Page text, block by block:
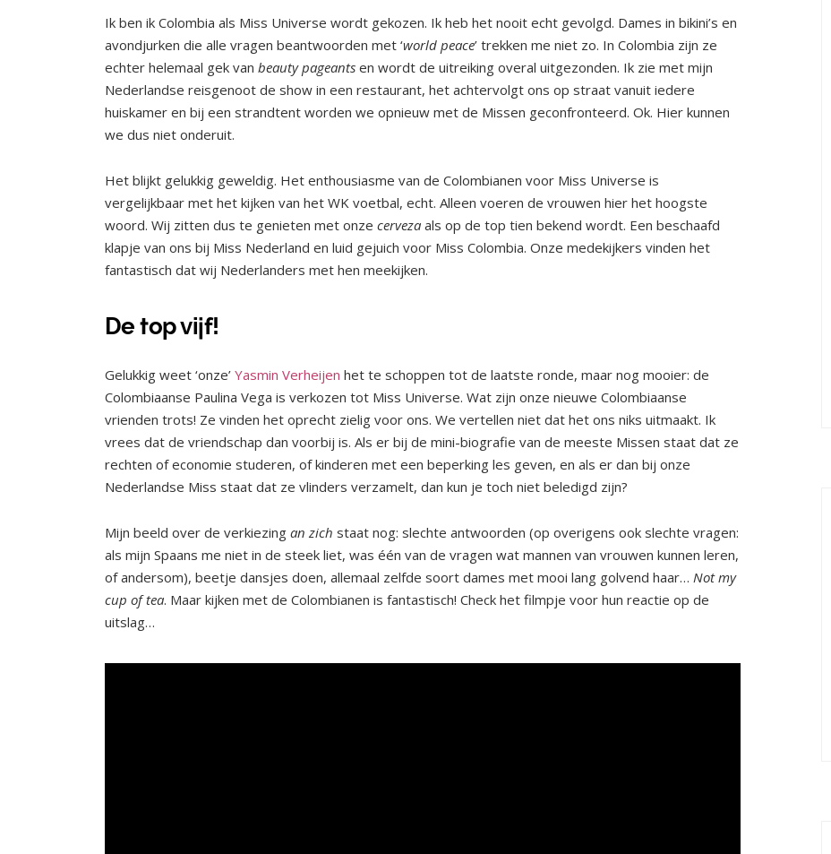
Ik ben ik Colombia als Miss Universe wordt gekozen. Ik heb het nooit echt gevolgd. Dames in bikini’s en
avondjurken die alle vragen beantwoorden met ‘world peace’ trekken me niet zo. In Colombia zijn ze
echter helemaal gek van beauty pageantsen wordt de uitreiking overal uitgezonden. Ik zie met mijn
Nederlandse reisgenoot de show in een restaurant, het achtervolgt ons op straat vanuit iedere
huiskamer en bij een strandtent worden we opnieuw met de Missen geconfronteerd. Ok. Hier kunnen
we dus niet onderuit.
Het blijkt gelukkig geweldig. Het enthousiasme van de Colombianen voor Miss Universe is
vergelijkbaar met het kijken van het WK voetbal, echt. Alleen voeren de vrouwen hier het hoogste
woord. Wij zitten dus te genieten met onze cerveza als op de top tien bekend wordt. Een beschaafd
klapje van ons bij Miss Nederland en luid gejuich voor Miss Colombia. Onze medekijkers vinden het
fantastisch dat wij Nederlanders met hen meekijken.
De top vijf!
Gelukkig weet ‘onze’ Yasmin Verheijen het te schoppen tot de laatste ronde, maar nog mooier: de
Colombiaanse Paulina Vega is verkozen tot Miss Universe. Wat zijn onze nieuwe Colombiaanse
vrienden trots! Ze vinden het oprecht zielig voor ons. We vertellen niet dat het ons niks uitmaakt. Ik
vrees dat de vriendschap dan voorbij is. Als er bij de mini-biografie van de meeste Missen staat dat ze
rechten of economie studeren, of kinderen met een beperking les geven, en als er dan bij onze
Nederlandse Miss staat dat ze vlinders verzamelt, dan kun je toch niet beledigd zijn?
Mijn beeld over de verkiezinganzich staat nog: slechte antwoorden (op overigens ook slechte vragen:
als mijn Spaans me niet in de steek liet, was één van de vragen wat mannen van vrouwen kunnen leren,
of andersom), beetje dansjes doen, allemaal zelfde soort dames met mooi lang golvend haar… Not my
cup of tea. Maar kijken met de Colombianen is fantastisch! Check het filmpje voor hun reactie op de
uitslag…